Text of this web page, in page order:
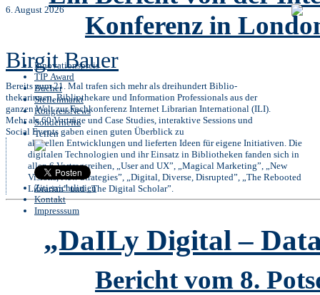
6. August 2026
Innovationspreis
TIP Award
Bücher
Stellenmarkt
KongressNews
Sonderhefte
Teilen
Zitierrichtlinien
Kontakt
Impresssum
Konferenz in
Birgit Bauer
Bereits zum 21. Mal trafen sich mehr als dreihundert Biblio-
thekarinnen, Bibliothekare und Information Professionals aus der
ganzen Welt zur Fachkonferenz Internet Librarian International (ILI).
Mehr als 60 Vorträge und Case Studies, interaktive Sessions und
Social Events gaben einen guten Überblick zu
aktuellen Entwicklungen und lieferten Ideen für eigene Initiativen. Die
digitalen Technologien und ihr Einsatz in Bibliotheken fanden sich in
allen 6 Vortragsreihen, „User and UX”, „Magical Marketing”, „New
Visions, New Strategies”, „Digital, Diverse, Disrupted”, „The Rebooted
Librarian” und „The Digital Scholar”.
„DaILy Digital –
Bericht vom 8.